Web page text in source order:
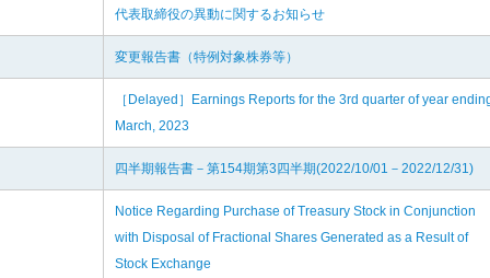
代表取締役の異動に関するお知らせ
変更報告書（特例対象株券等）
［Delayed］Earnings Reports for the 3rd quarter of year
March, 2023
四半期報告書－第154期第3四半期(2022/10/01－2022/12/31)
Notice Regarding Purchase of Treasury Stock in Conjunction
with Disposal of Fractional Shares Generated as a Result of
Stock Exchange